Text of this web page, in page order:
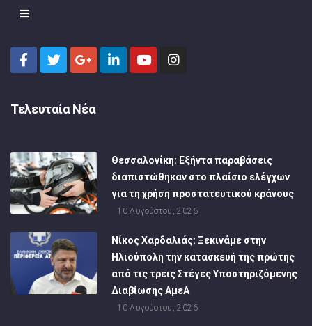
Τελευταία Νέα
Θεσσαλονίκη: Εξήντα παραβάσεις
διαπιστώθηκαν στο πλαίσιο ελέγχων
για τη χρήση προστατευτικού κράνους
10 Αυγούστου, 2026
Νίκος Χαρδαλιάς: Ξεκινάμε στην
Ηλιούπολη την κατασκευή της πρώτης
από τις τρεις Στέγες Υποστηριζόμενης
Διαβίωσης ΑμεΑ
10 Αυγούστου, 2026